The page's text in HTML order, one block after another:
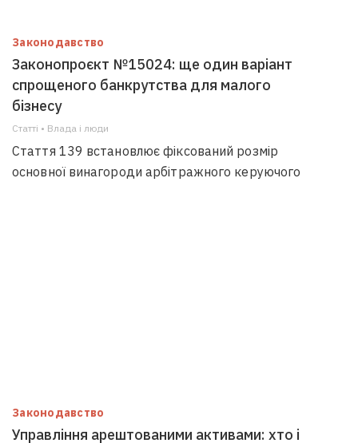
Законодавство
Законопроєкт №15024: ще один варіант
спрощеного банкрутства для малого
бізнесу
Статті • Влада i люди
Стаття 139 встановлює фіксований розмір
основної винагороди арбітражного керуючого
Законодавство
Управління арештованими активами: хто і